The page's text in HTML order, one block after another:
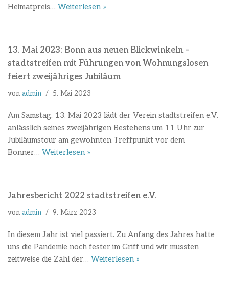
Heimatpreis… Weiterlesen »
13. Mai 2023: Bonn aus neuen Blickwinkeln –
stadtstreifen mit Führungen von Wohnungslosen
feiert zweijähriges Jubiläum
von admin 5. Mai 2023
Am Samstag, 13. Mai 2023 lädt der Verein stadtstreifen e.V.
anlässlich seines zweijährigen Bestehens um 11 Uhr zur
Jubiläumstour am gewohnten Treffpunkt vor dem
Bonner… Weiterlesen »
Jahresbericht 2022 stadtstreifen e.V.
von admin 9. März 2023
In diesem Jahr ist viel passiert. Zu Anfang des Jahres hatte
uns die Pandemie noch fester im Griff und wir mussten
zeitweise die Zahl der… Weiterlesen »